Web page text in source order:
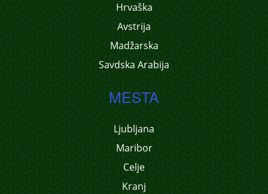
Hrvaška
Avstrija
Madžarska
Savdska Arabija
MESTA
Ljubljana
Maribor
Celje
Kranj